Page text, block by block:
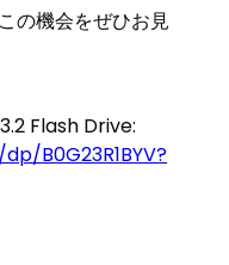
の機会をぜひお見
Flash Drive:
B0G23R1BYV?